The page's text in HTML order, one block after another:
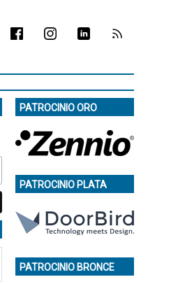
PATROCINIO ORO
PATROCINIO PLATA
PATROCINIO BRONCE